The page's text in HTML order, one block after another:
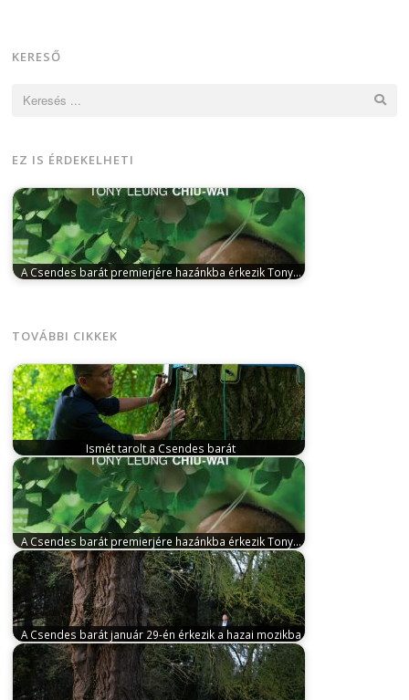
KERESŐ
EZ IS ÉRDEKELHETI
A Csendes barát premierjére hazánkba érkezik Tony…
TOVÁBBI CIKKEK
Ismét tarolt a Csendes barát
február 10, 2026Az Arany Medve-díjas és Oscar-
jelölt Testről és lélekről rendezője, Enyedi…
A Csendes barát premierjére hazánkba érkezik Tony…
január 18, 2026Az Arany Medve-díjas és Oscar-jelölt
Testről és lélekről rendezője, Enyedi…
A Csendes barát január 29-én érkezik a hazai mozikba
október 13, 2025Az Arany Medve-díjas és Oscar-
jelölt Testről és lélekről rendezője, Enyedi…